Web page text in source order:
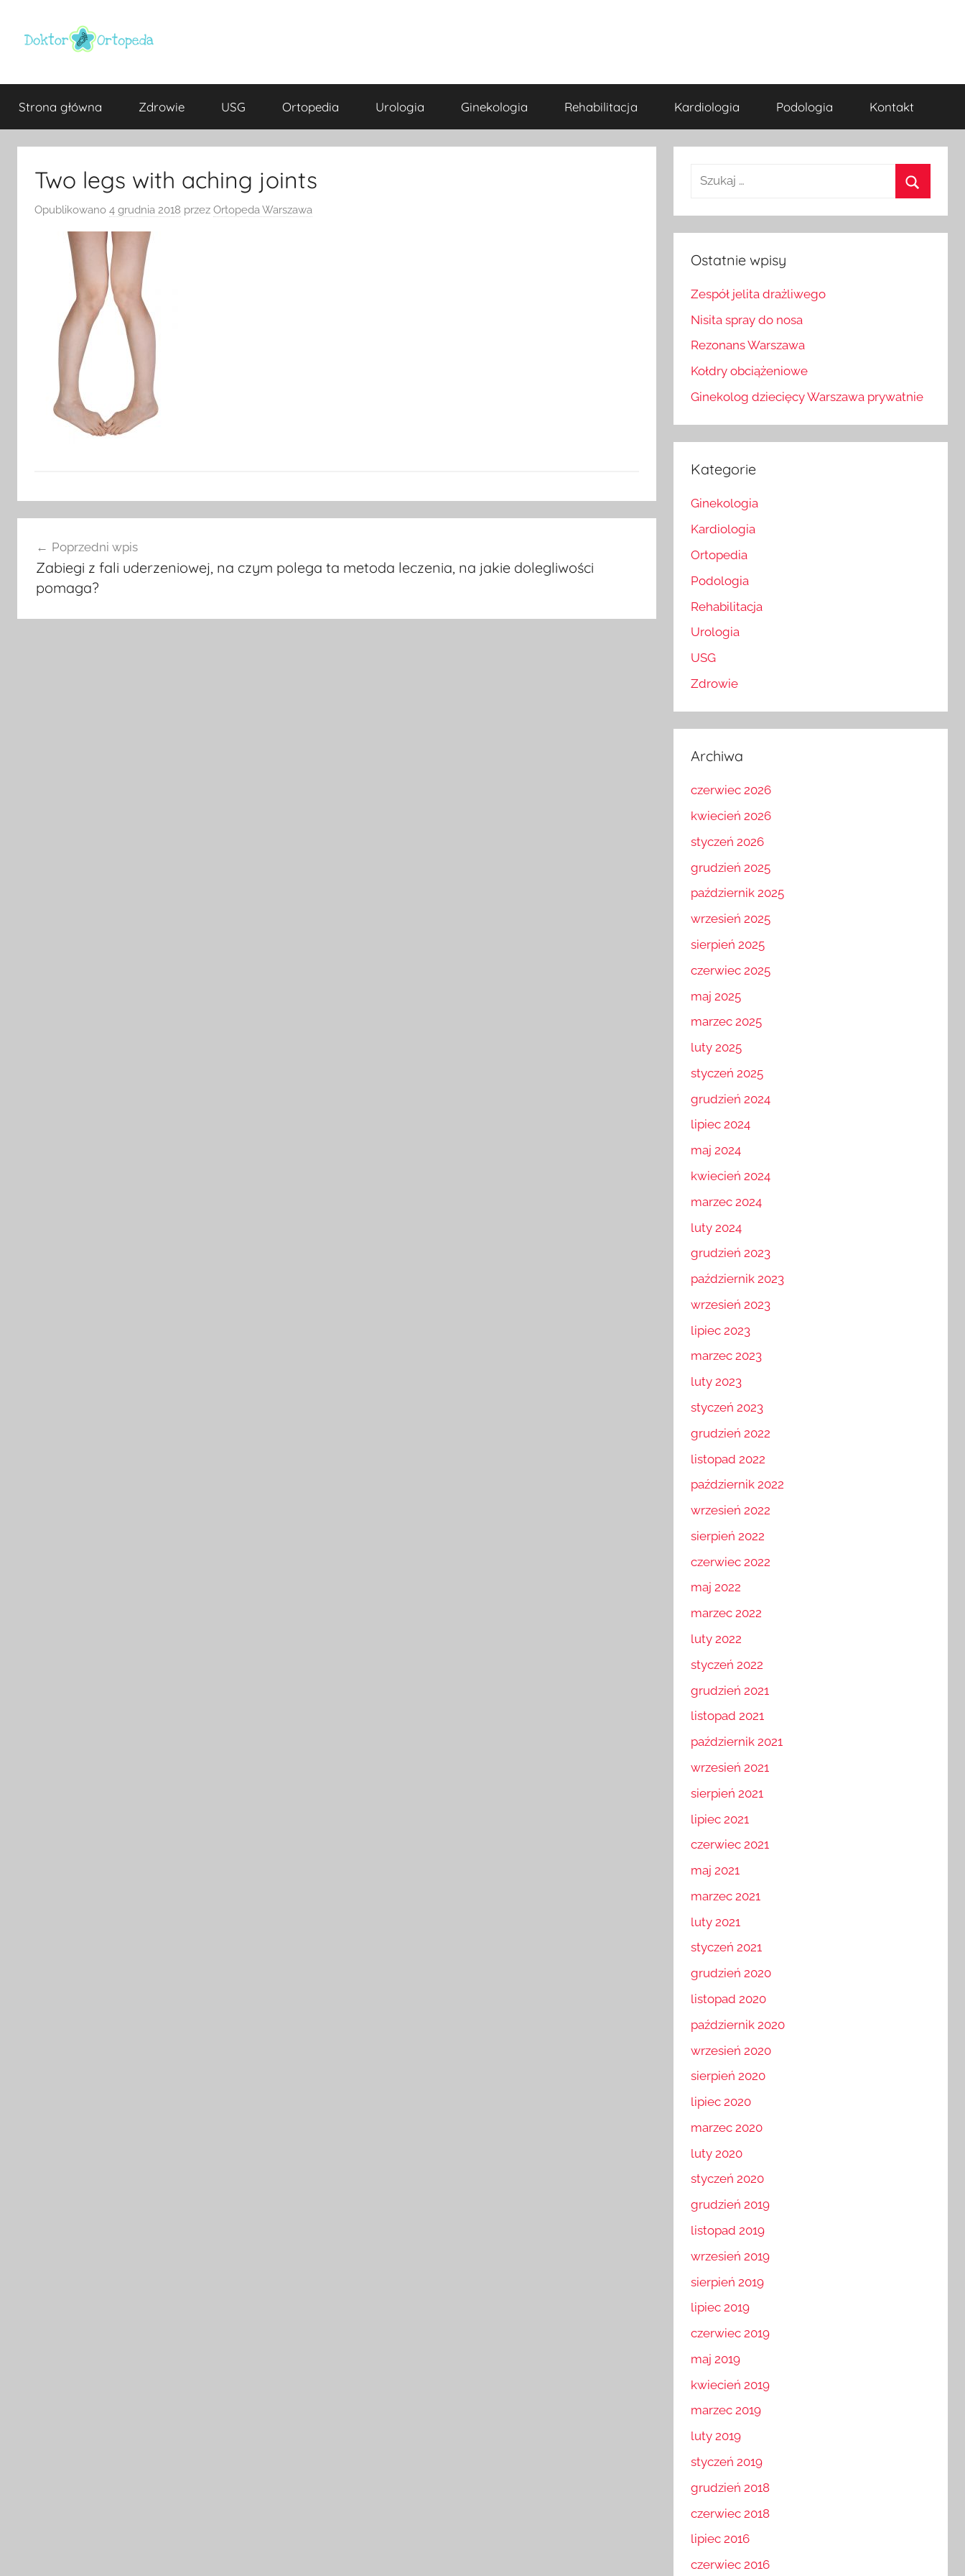
Doktor
ortopeda
Warszawa,
usg
dietetyk
Strona główna Zdrowie USG Ortopedia Urologia Ginekologia Rehabilitacja Kardiologia Podologia Kontakt
Two legs with aching joints
Opublikowano 4 grudnia 2018 przez Ortopeda Warszawa
wpisuPoprzedni wpis
Zabiegi z fali uderzeniowej, na czym polega ta metoda leczenia, na jakie dolegliwości
pomaga?
Szukaj:
Ostatnie wpisy
Zespół jelita drażliwego
Nisita spray do nosa
Rezonans Warszawa
Kołdry obciążeniowe
Ginekolog dziecięcy Warszawa prywatnie
Kategorie
Ginekologia
Kardiologia
Ortopedia
Podologia
Rehabilitacja
Urologia
USG
Zdrowie
Archiwa
czerwiec 2026
kwiecień 2026
styczeń 2026
grudzień 2025
październik 2025
wrzesień 2025
sierpień 2025
czerwiec 2025
maj 2025
marzec 2025
luty 2025
styczeń 2025
grudzień 2024
lipiec 2024
maj 2024
kwiecień 2024
marzec 2024
luty 2024
grudzień 2023
październik 2023
wrzesień 2023
lipiec 2023
marzec 2023
luty 2023
styczeń 2023
grudzień 2022
listopad 2022
październik 2022
wrzesień 2022
sierpień 2022
czerwiec 2022
maj 2022
marzec 2022
luty 2022
styczeń 2022
grudzień 2021
listopad 2021
październik 2021
wrzesień 2021
sierpień 2021
lipiec 2021
czerwiec 2021
maj 2021
marzec 2021
luty 2021
styczeń 2021
grudzień 2020
listopad 2020
październik 2020
wrzesień 2020
sierpień 2020
lipiec 2020
marzec 2020
luty 2020
styczeń 2020
grudzień 2019
listopad 2019
wrzesień 2019
sierpień 2019
lipiec 2019
czerwiec 2019
maj 2019
kwiecień 2019
marzec 2019
luty 2019
styczeń 2019
grudzień 2018
czerwiec 2018
lipiec 2016
czerwiec 2016